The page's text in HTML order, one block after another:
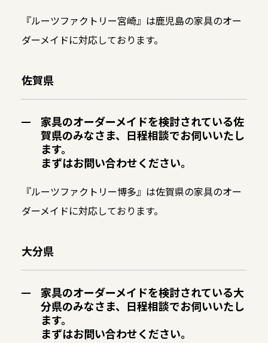
『ルーツファクトリー宮崎』は鹿児島の家具のオー
ダーメイドに対応しております。
佐賀県
家具のオーダーメイドを検討されている佐
賀県のみなさま、日程相談でお伺いいたし
ます。
まずはお問い合わせください。
『ルーツファクトリー博多』は佐賀県の家具のオー
ダーメイドに対応しております。
大分県
家具のオーダーメイドを検討されている大
分県のみなさま、日程相談でお伺いいたし
ます。
まずはお問い合わせください。